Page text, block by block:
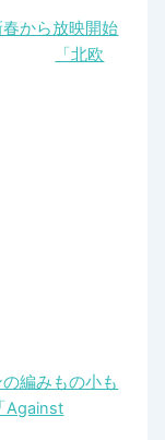
から放映開始
「北欧
編みもの小も
Against